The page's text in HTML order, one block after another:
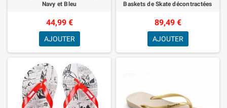
Navy et Bleu
44,99 €
AJOUTER
Baskets de Skate décontractées
Coussi
89,49 €
AJOUTER